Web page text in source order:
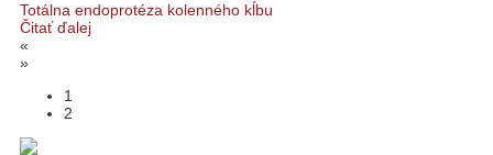
Totálna endoprotéza kolenného kĺbu
Čitať ďalej
«
»
1
2